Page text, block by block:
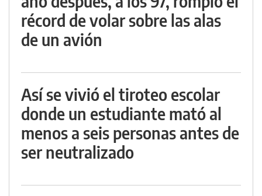
récord de volar sobre las alas
de un avión
Así se vivió el tiroteo escolar
donde un estudiante mató al
menos a seis personas antes de
ser neutralizado